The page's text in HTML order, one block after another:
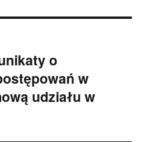
o
w
udziału w